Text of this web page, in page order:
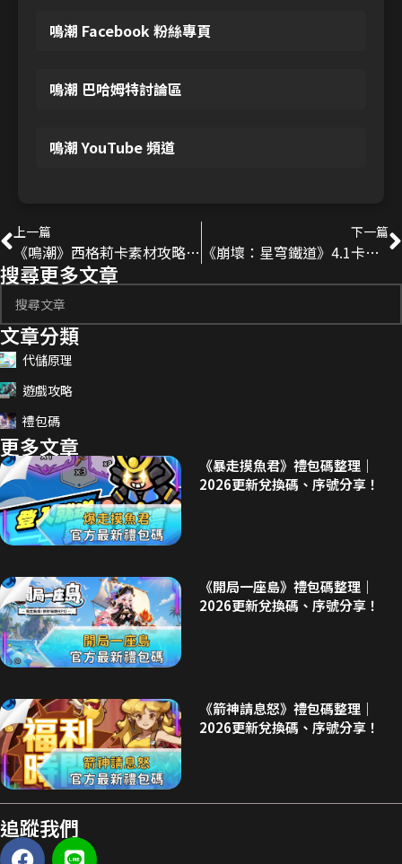
鳴潮 Facebook 粉絲專頁
鳴潮 巴哈姆特討論區
鳴潮 YouTube 頻道
上一篇
《鳴潮》西格莉卡素材攻略｜3.2 突破、共鳴能力與專武材料總覽
下一篇
《崩壞：星穹鐵道》4.1卡池情報｜不死途登場、風堇與波提歐復刻
搜尋更多文章
文章分類
代儲原理
遊戲攻略
禮包碼
更多文章
《暴走摸魚君》禮包碼整理｜
2026更新兌換碼、序號分享！
《開局一座島》禮包碼整理｜
2026更新兌換碼、序號分享！
《箭神請息怒》禮包碼整理｜
2026更新兌換碼、序號分享！
追蹤我們